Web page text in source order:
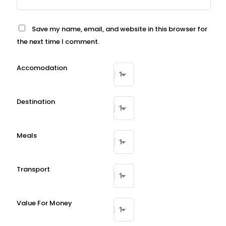
Save my name, email, and website in this browser for
the next time I comment.
Accomodation
Destination
Meals
Transport
Value For Money